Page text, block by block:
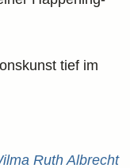
tief im
Ruth Albrecht